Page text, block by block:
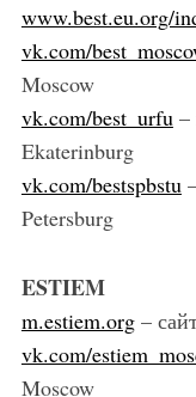
www.best.eu.org/
vk.com/
Moscow
vk.com/best_urfu –
Ekaterinburg
vk.com/bestspbstu
Petersburg
ESTIEM
m.estiem.org–
vk.com/
Moscow